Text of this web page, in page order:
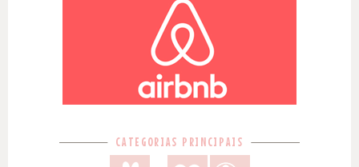
CATEGORIAS PRINCIPAIS